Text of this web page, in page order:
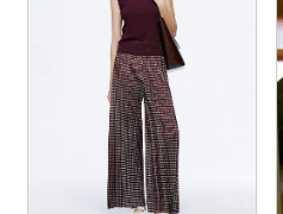
每週新品
上身系列
下著系列
連身系列
百搭配件